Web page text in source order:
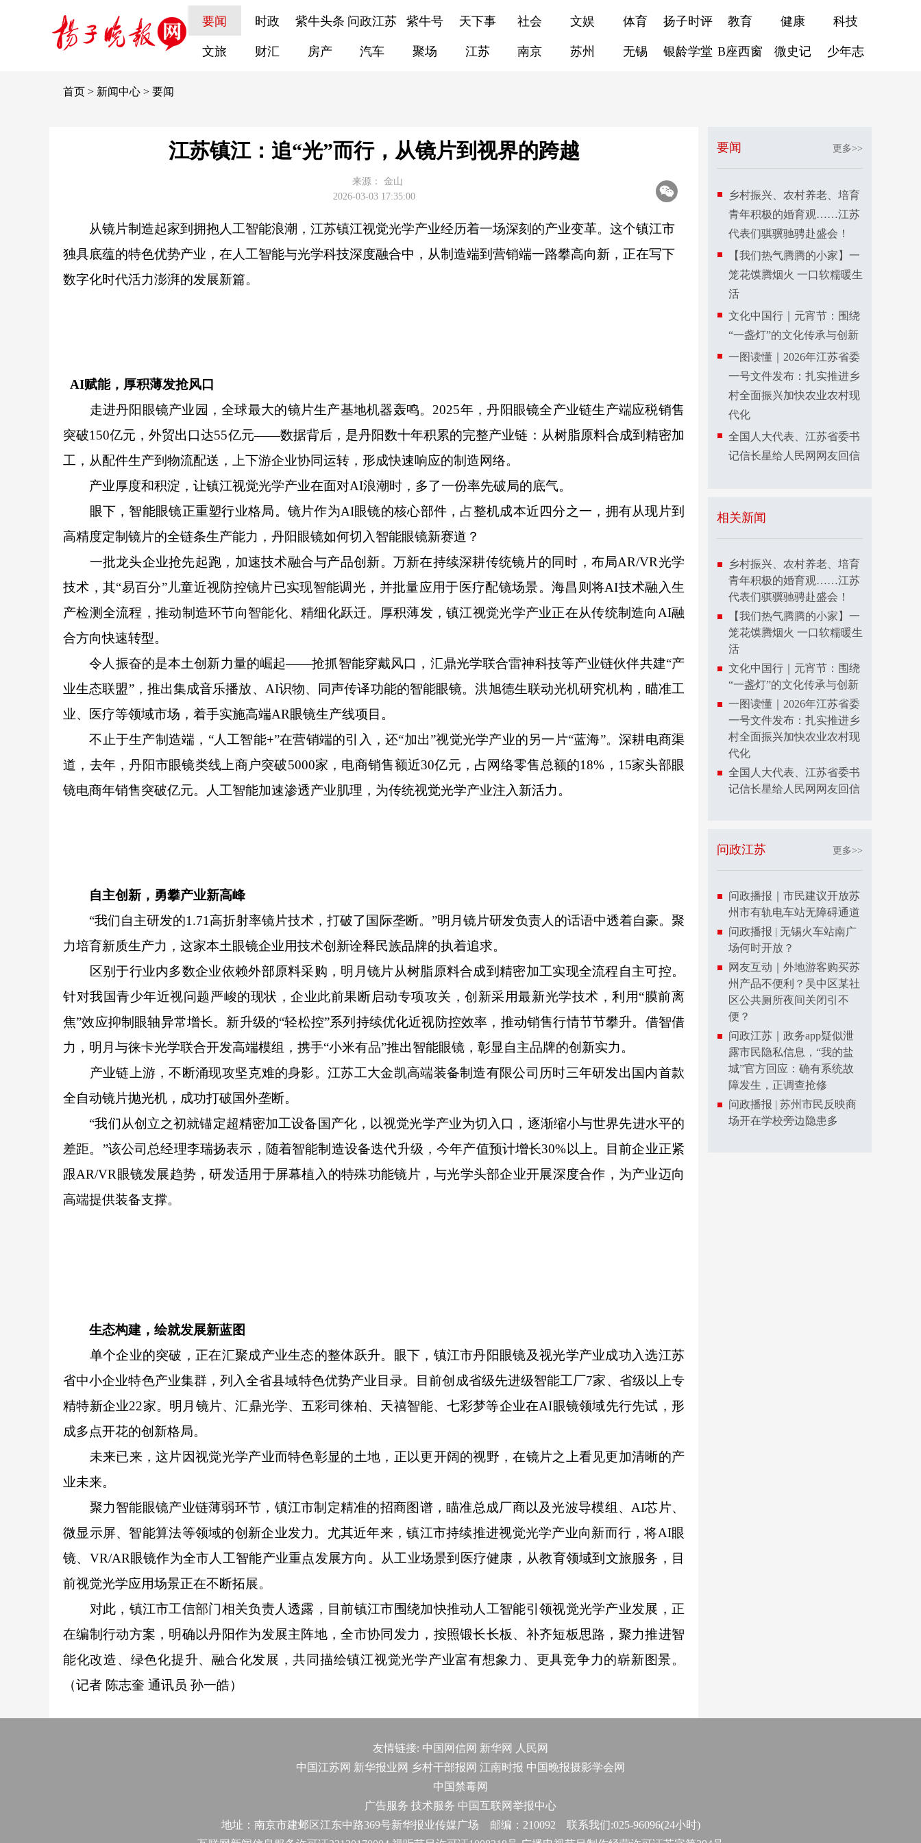
要闻 时政 紫牛头条 问政江苏 紫牛号 天下事 社会 文娱 体育 扬子时评 教育 健康 科技
文旅 财汇 房产 汽车 聚场 江苏 南京 苏州 无锡 银龄学堂 B座西窗 微史记 少年志
首页 > 新闻中心 > 要闻
江苏镇江：追“光”而行，从镜片到视界的跨越
来源：
金山
2026-03-03 17:35:00
从镜片制造起家到拥抱人工智能浪潮，江苏镇江视觉光学产业经历着一场深刻的产业变革。这个镇江市
独具底蕴的特色优势产业，在人工智能与光学科技深度融合中，从制造端到营销端一路攀高向新，正在写下
数字化时代活力澎湃的发展新篇。
AI赋能，厚积薄发抢风口
走进丹阳眼镜产业园，全球最大的镜片生产基地机器轰鸣。2025年，丹阳眼镜全产业链生产端应税销售
突破150亿元，外贸出口达55亿元——数据背后，是丹阳数十年积累的完整产业链：从树脂原料合成到精密加
工，从配件生产到物流配送，上下游企业协同运转，形成快速响应的制造网络。
产业厚度和积淀，让镇江视觉光学产业在面对AI浪潮时，多了一份率先破局的底气。
眼下，智能眼镜正重塑行业格局。镜片作为AI眼镜的核心部件，占整机成本近四分之一，拥有从现片到
高精度定制镜片的全链条生产能力，丹阳眼镜如何切入智能眼镜新赛道？
一批龙头企业抢先起跑，加速技术融合与产品创新。万新在持续深耕传统镜片的同时，布局AR/VR光学
技术，其“易百分”儿童近视防控镜片已实现智能调光，并批量应用于医疗配镜场景。海昌则将AI技术融入生
产检测全流程，推动制造环节向智能化、精细化跃迁。厚积薄发，镇江视觉光学产业正在从传统制造向AI融
合方向快速转型。
令人振奋的是本土创新力量的崛起——抢抓智能穿戴风口，汇鼎光学联合雷神科技等产业链伙伴共建“产
业生态联盟”，推出集成音乐播放、AI识物、同声传译功能的智能眼镜。洪旭德生联动光机研究机构，瞄准工
业、医疗等领域市场，着手实施高端AR眼镜生产线项目。
不止于生产制造端，“人工智能+”在营销端的引入，还“加出”视觉光学产业的另一片“蓝海”。深耕电商渠
道，去年，丹阳市眼镜类线上商户突破5000家，电商销售额近30亿元，占网络零售总额的18%，15家头部眼
镜电商年销售突破亿元。人工智能加速渗透产业肌理，为传统视觉光学产业注入新活力。
自主创新，勇攀产业新高峰
“我们自主研发的1.71高折射率镜片技术，打破了国际垄断。”明月镜片研发负责人的话语中透着自豪。聚
力培育新质生产力，这家本土眼镜企业用技术创新诠释民族品牌的执着追求。
区别于行业内多数企业依赖外部原料采购，明月镜片从树脂原料合成到精密加工实现全流程自主可控。
针对我国青少年近视问题严峻的现状，企业此前果断启动专项攻关，创新采用最新光学技术，利用“膜前离
焦”效应抑制眼轴异常增长。新升级的“轻松控”系列持续优化近视防控效率，推动销售行情节节攀升。借智借
力，明月与徕卡光学联合开发高端模组，携手“小米有品”推出智能眼镜，彰显自主品牌的创新实力。
产业链上游，不断涌现攻坚克难的身影。江苏工大金凯高端装备制造有限公司历时三年研发出国内首款
全自动镜片抛光机，成功打破国外垄断。
“我们从创立之初就锚定超精密加工设备国产化，以视觉光学产业为切入口，逐渐缩小与世界先进水平的
差距。”该公司总经理李瑞扬表示，随着智能制造设备迭代升级，今年产值预计增长30%以上。目前企业正紧
跟AR/VR眼镜发展趋势，研发适用于屏幕植入的特殊功能镜片，与光学头部企业开展深度合作，为产业迈向
高端提供装备支撑。
生态构建，绘就发展新蓝图
单个企业的突破，正在汇聚成产业生态的整体跃升。眼下，镇江市丹阳眼镜及视光学产业成功入选江苏
省中小企业特色产业集群，列入全省县域特色优势产业目录。目前创成省级先进级智能工厂7家、省级以上专
精特新企业22家。明月镜片、汇鼎光学、五彩司徕柏、天禧智能、七彩梦等企业在AI眼镜领域先行先试，形
成多点开花的创新格局。
未来已来，这片因视觉光学产业而特色彰显的土地，正以更开阔的视野，在镜片之上看见更加清晰的产
业未来。
聚力智能眼镜产业链薄弱环节，镇江市制定精准的招商图谱，瞄准总成厂商以及光波导模组、AI芯片、
微显示屏、智能算法等领域的创新企业发力。尤其近年来，镇江市持续推进视觉光学产业向新而行，将AI眼
镜、VR/AR眼镜作为全市人工智能产业重点发展方向。从工业场景到医疗健康，从教育领域到文旅服务，目
前视觉光学应用场景正在不断拓展。
对此，镇江市工信部门相关负责人透露，目前镇江市围绕加快推动人工智能引领视觉光学产业发展，正
在编制行动方案，明确以丹阳作为发展主阵地，全市协同发力，按照锻长长板、补齐短板思路，聚力推进智
能化改造、绿色化提升、融合化发展，共同描绘镇江视觉光学产业富有想象力、更具竞争力的崭新图景。
（记者 陈志奎 通讯员 孙一皓）
要闻 更多>>
乡村振兴、农村养老、培育
青年积极的婚育观……江苏
代表们骐骥驰骋赴盛会！
【我们热气腾腾的小家】一
笼花馍腾烟火 一口软糯暖生
活
文化中国行｜元宵节：围绕
“一盏灯”的文化传承与创新
一图读懂｜2026年江苏省委
一号文件发布：扎实推进乡
村全面振兴加快农业农村现
代化
全国人大代表、江苏省委书
记信长星给人民网网友回信
相关新闻
乡村振兴、农村养老、培育
青年积极的婚育观……江苏
代表们骐骥驰骋赴盛会！
【我们热气腾腾的小家】一
笼花馍腾烟火 一口软糯暖生
活
文化中国行｜元宵节：围绕
“一盏灯”的文化传承与创新
一图读懂｜2026年江苏省委
一号文件发布：扎实推进乡
村全面振兴加快农业农村现
代化
全国人大代表、江苏省委书
记信长星给人民网网友回信
问政江苏 更多>>
问政播报｜市民建议开放苏
州市有轨电车站无障碍通道
问政播报 | 无锡火车站南广
场何时开放？
网友互动｜外地游客购买苏
州产品不便利？吴中区某社
区公共厕所夜间关闭引不
便？
问政江苏｜政务app疑似泄
露市民隐私信息，“我的盐
城”官方回应：确有系统故
障发生，正调查抢修
问政播报 | 苏州市民反映商
场开在学校旁边隐患多
友情链接: 中国网信网 新华网
人民网
中国江苏网 新华报业网 乡村干部报网 江南时报 中国晚报摄影学会网
中国禁毒网
广告服务 技术服务 中国互联网举报中心
地址：南京市建邺区江东中路369号新华报业传媒广场 邮编：210092 联系我们:025-96096(24小时)